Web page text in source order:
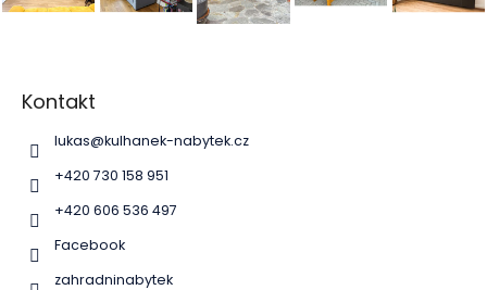
Kontakt
lukas@kulhanek-nabytek.cz
+420 730 158 951
+420 606 536 497
Facebook
zahradninabytek